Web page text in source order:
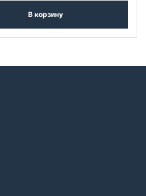
В корзину